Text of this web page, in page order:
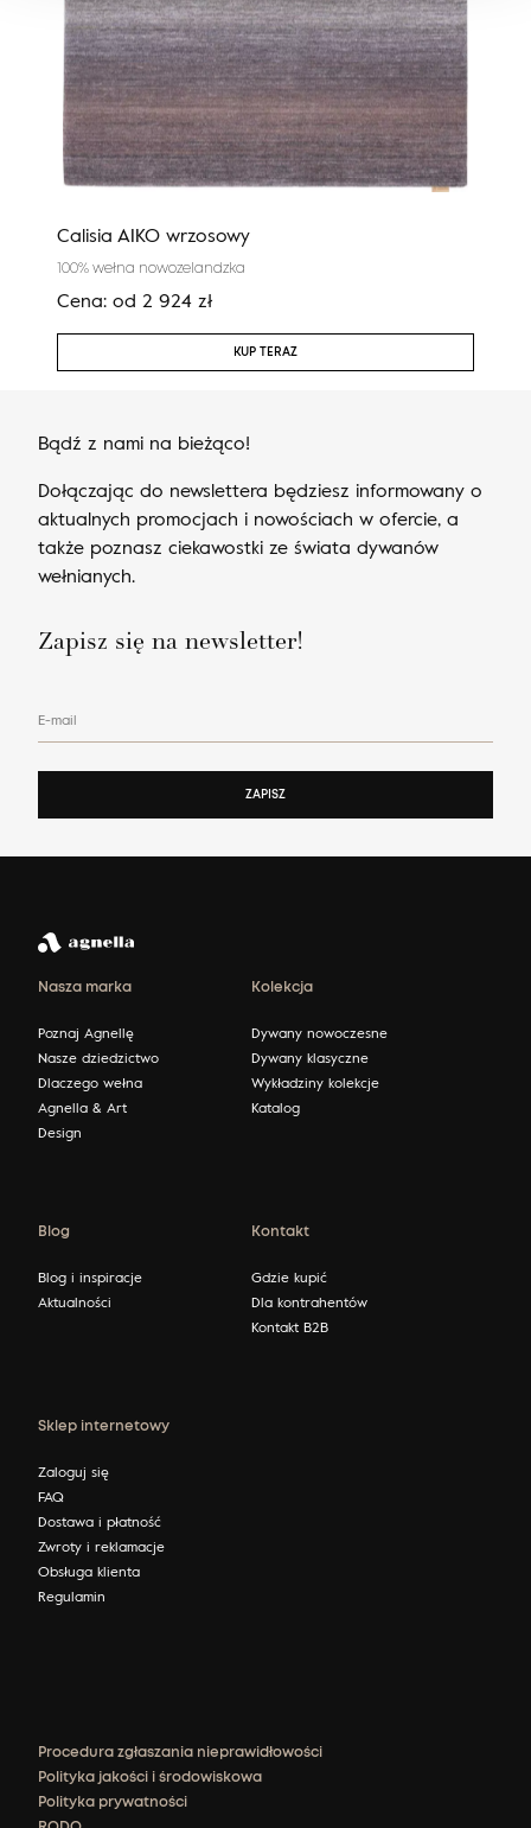
Calisia AIKO wrzosowy
100% wełna nowozelandzka
Cena: od 2 924 zł
KUP TERAZ
Bądź z nami na bieżąco!
Dołączając do newslettera będziesz informowany o
aktualnych promocjach i nowościach w ofercie, a
także poznasz ciekawostki ze świata dywanów
wełnianych.
Zapisz się na newsletter!
E-mail
ZAPISZ
Nasza marka
Poznaj Agnellę
Nasze dziedzictwo
Dlaczego wełna
Agnella & Art
Design
Kolekcja
Dywany nowoczesne
Dywany klasyczne
Wykładziny kolekcje
Katalog
Blog
Blog i inspiracje
Aktualności
Kontakt
Gdzie kupić
Dla kontrahentów
Kontakt B2B
Sklep internetowy
Zaloguj się
FAQ
Dostawa i płatność
Zwroty i reklamacje
Obsługa klienta
Regulamin
Procedura zgłaszania nieprawidłowości
Polityka jakości i środowiskowa
Polityka prywatności